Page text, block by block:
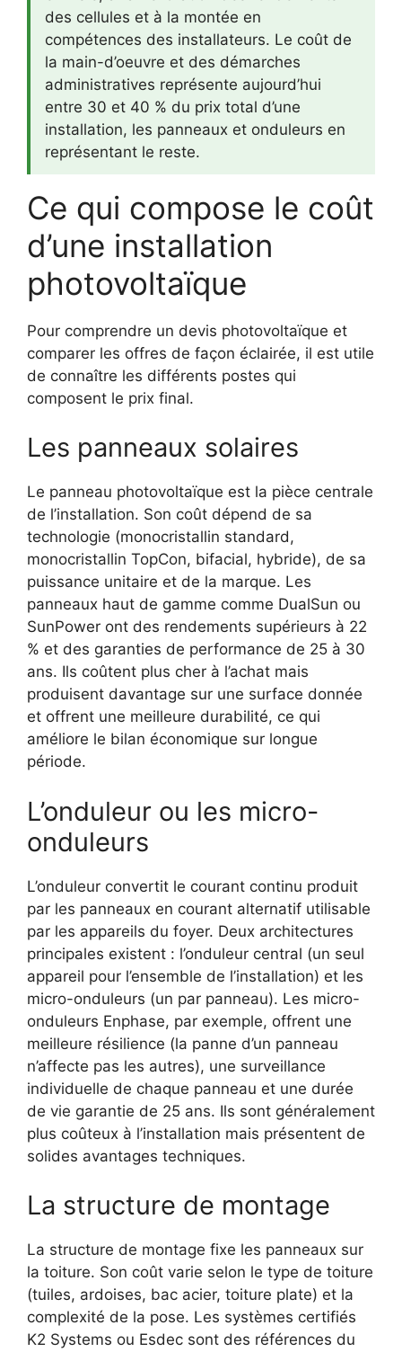
des cellules et à la montée en
compétences des installateurs. Le coût de
la main-d’oeuvre et des démarches
administratives représente aujourd’hui
entre 30 et 40 % du prix total d’une
installation, les panneaux et onduleurs en
représentant le reste.
Ce qui compose le coût
d’une installation
photovoltaïque
Pour comprendre un devis photovoltaïque et
comparer les offres de façon éclairée, il est utile
de connaître les différents postes qui
composent le prix final.
Les panneaux solaires
Le panneau photovoltaïque est la pièce centrale
de l’installation. Son coût dépend de sa
technologie (monocristallin standard,
monocristallin TopCon, bifacial, hybride), de sa
puissance unitaire et de la marque. Les
panneaux haut de gamme comme DualSun ou
SunPower ont des rendements supérieurs à 22
% et des garanties de performance de 25 à 30
ans. Ils coûtent plus cher à l’achat mais
produisent davantage sur une surface donnée
et offrent une meilleure durabilité, ce qui
améliore le bilan économique sur longue
période.
L’onduleur ou les micro-
onduleurs
L’onduleur convertit le courant continu produit
par les panneaux en courant alternatif utilisable
par les appareils du foyer. Deux architectures
principales existent : l’onduleur central (un seul
appareil pour l’ensemble de l’installation) et les
micro-onduleurs (un par panneau). Les micro-
onduleurs Enphase, par exemple, offrent une
meilleure résilience (la panne d’un panneau
n’affecte pas les autres), une surveillance
individuelle de chaque panneau et une durée
de vie garantie de 25 ans. Ils sont généralement
plus coûteux à l’installation mais présentent de
solides avantages techniques.
La structure de montage
La structure de montage fixe les panneaux sur
la toiture. Son coût varie selon le type de toiture
(tuiles, ardoises, bac acier, toiture plate) et la
complexité de la pose. Les systèmes certifiés
K2 Systems ou Esdec sont des références du